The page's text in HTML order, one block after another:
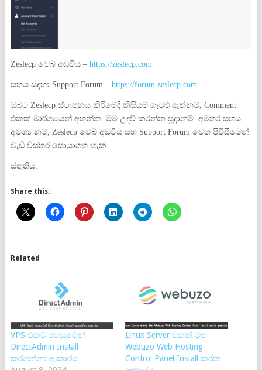
Zeslecp වෙබ් අඩවිය – https://zeslecp.com
සහය සදහා Support Forum – https://forum.zeslecp.com
ඔබට Zeslecp ස්ථාපනය කිරීමේදී කිසියම් ගැටළු ඇත්නම්, Comment
එකක් මාර්ගයෙන් අහන්න. මම උදව් කරන්න සූදානම්. අමතර සහය
අවශ්‍ය නම්, Zeslecp වෙබ් අඩවිය සහ Support Forum වෙත පිවිසීමෙන්
වැඩි විස්තර සොයාගත හැක.
ස්තුතිය.
Share this:
Related
VPS එකට පහසුවෙන්
DirectAdmin Install
කරගන්නා ආකාරය
Linux Server එකක් මත
Webuzo Web Hosting
Control Panel Install කරන